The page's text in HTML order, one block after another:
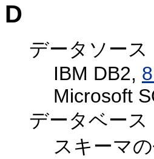
D
データソース
IBM DB2,
Microsoft
データベース
スキーマ